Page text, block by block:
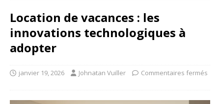
Location de vacances : les
innovations technologiques à
adopter
janvier 19, 2026 Johnatan Vuiller Commentaires fermés